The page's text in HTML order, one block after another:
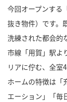
今回オープンする
抜き物件）です。
洗練された都会的
市線「用賀」駅よ
リアに佇む、全室
ホームの特徴は「
エーション」「毎